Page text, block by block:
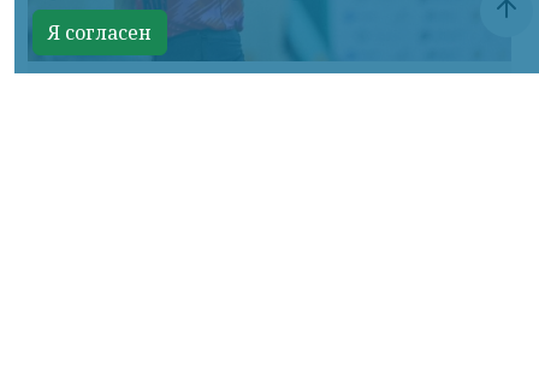
Фото ТГ-канала "Спецоперация Z"
Я согласен